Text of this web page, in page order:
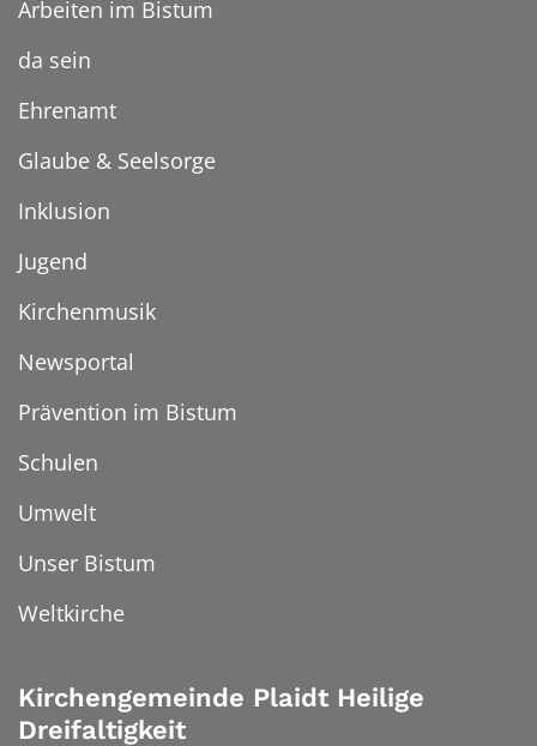
Arbeiten im Bistum
da sein
Ehrenamt
Glaube & Seelsorge
Inklusion
Jugend
Kirchenmusik
Newsportal
Prävention im Bistum
Schulen
Umwelt
Unser Bistum
Weltkirche
Kirchengemeinde Plaidt Heilige
Dreifaltigkeit